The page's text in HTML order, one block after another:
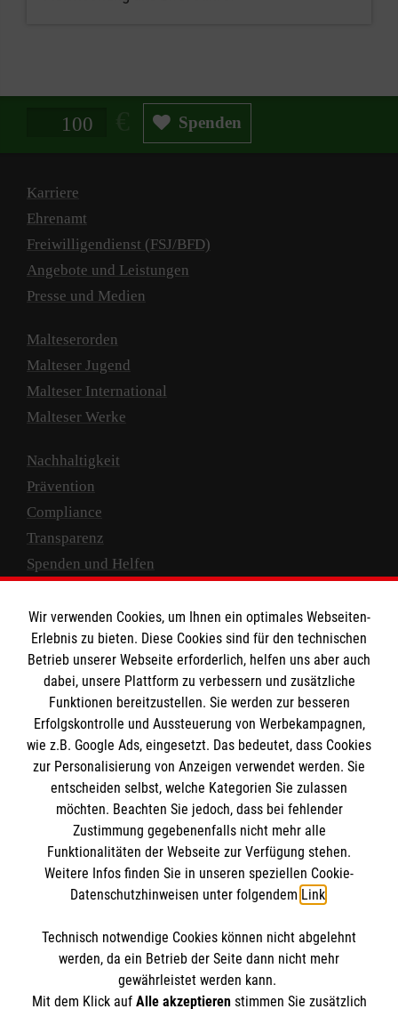
Spendenbetrag in Euro Spenden
Karriere
Ehrenamt
Freiwilligendienst (FSJ/BFD)
Angebote und Leistungen
Presse und Medien
Malteserorden
Malteser Jugend
Malteser International
Malteser Werke
Nachhaltigkeit
Prävention
Compliance
Transparenz
Spenden und Helfen
Empfänger: Malteser Hilfsdienst e.V.
IBAN: DE10 3706 0120 1201 2000 12
BIC: GENODED 1PA7
Newsletter abonnieren
Cookies verwalten|AGB|Impressum|Datenschutz
Barrierefreiheit |Kontakt| Sharepoint|Mediathek
Wir verwenden Cookies, um Ihnen ein optimales Webseiten-
Erlebnis zu bieten. Diese Cookies sind für den technischen
Betrieb unserer Webseite erforderlich, helfen uns aber auch
dabei, unsere Plattform zu verbessern und zusätzliche
Funktionen bereitzustellen. Sie werden zur besseren
Erfolgskontrolle und Aussteuerung von Werbekampagnen,
wie z.B. Google Ads, eingesetzt. Das bedeutet, dass Cookies
zur Personalisierung von Anzeigen verwendet werden. Sie
entscheiden selbst, welche Kategorien Sie zulassen
möchten. Beachten Sie jedoch, dass bei fehlender
Zustimmung gegebenenfalls nicht mehr alle
Funktionalitäten der Webseite zur Verfügung stehen.
Weitere Infos finden Sie in unseren speziellen Cookie-
Datenschutzhinweisen unter folgendem Link.
Technisch notwendige Cookies können nicht abgelehnt
werden, da ein Betrieb der Seite dann nicht mehr
gewährleistet werden kann.
Mit dem Klick auf Alle akzeptierenstimmen Sie zusätzlich